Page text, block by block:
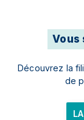
Vous
Découvrez la
de